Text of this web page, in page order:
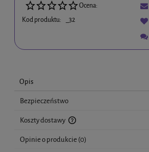
Ocena:
Kod produktu:
_32
Opis
Bezpieczeństwo
Koszty dostawy
Cena nie zawiera ewentualnych kosztów płatności
Opinie o produkcie (0)